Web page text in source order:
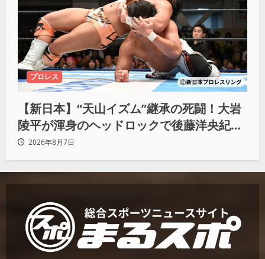
プロレス
【新日本】“天山イズム”継承の死闘！大岩
陵平が渾身のヘッドロックで後藤洋央紀か
らタップ奪取 執念の「リベンジ＆4勝目」
2026年8月7日